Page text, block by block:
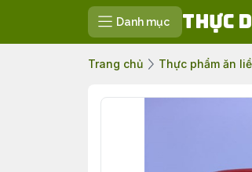
Danh mục Thực
Trang chủ Thực phẩm ăn